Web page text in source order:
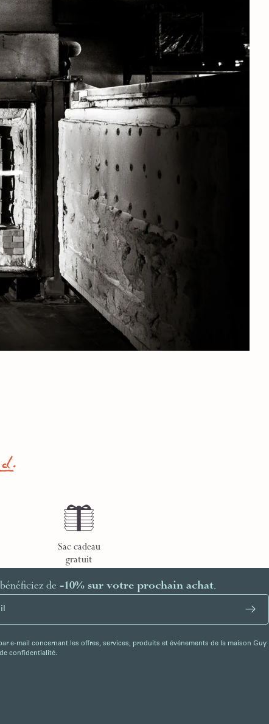
Sac cadeau
gratuit
de -10% sur votre prochain achat.
e-mail concernant les offres, services, produits et événements de la maison Guy
confidentialité.